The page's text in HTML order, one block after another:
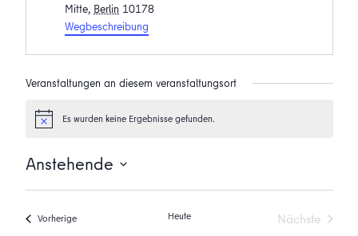
Mitte, Berlin 10178
Wegbeschreibung
Veranstaltungen an diesem veranstaltungsort
HinweisEs wurden keine Ergebnisse gefunden.
Anstehende
Datum
VorherigeVeranstaltungen Heute
Nächste